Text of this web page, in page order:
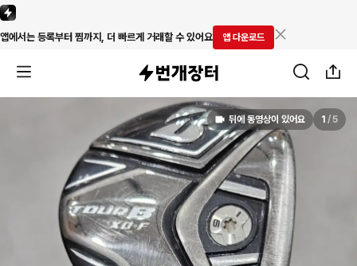
앱에서는 등록부터 찜까지, 더 빠르게 거래할 수 있어요 앱 다운로드
뒤에 동영상이 있어요 1 /5